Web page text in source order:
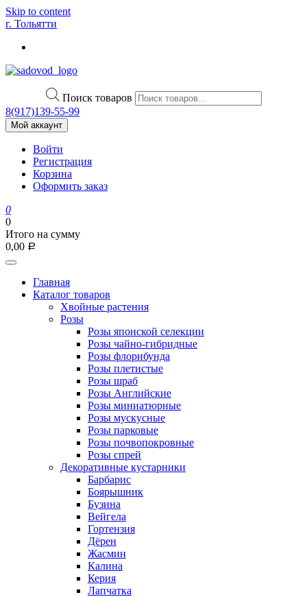
Skip to content
г. Тольятти
Поиск товаров
8(917)139‑55-99
Мой аккаунт
Войти
Регистрация
Корзина
Оформить заказ
0
0
Итого на сумму
0,00 Р
Главная
Каталог товаров
Хвойные растения
Розы
Розы японской селекции
Розы чайно-гибридные
Розы флорибунда
Розы плетистые
Розы шраб
Розы Английские
Розы миниатюрные
Розы мускусные
Розы парковые
Розы почвопокровные
Розы спрей
Декоративные кустарники
Барбарис
Боярышник
Бузина
Вейгела
Гортензия
Дёрен
Жасмин
Калина
Керия
Лапчатка